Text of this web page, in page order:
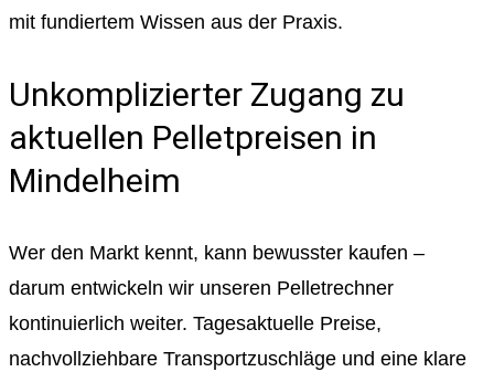
mit fundiertem Wissen aus der Praxis.
Unkomplizierter Zugang zu
aktuellen Pelletpreisen in
Mindelheim
Wer den Markt kennt, kann bewusster kaufen –
darum entwickeln wir unseren Pelletrechner
kontinuierlich weiter. Tagesaktuelle Preise,
nachvollziehbare Transportzuschläge und eine klare